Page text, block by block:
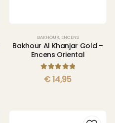
BAKHOUR, ENCENS
Bakhour Al Khanjar Gold –
Encens Oriental
5.00 sur 5
€14,95